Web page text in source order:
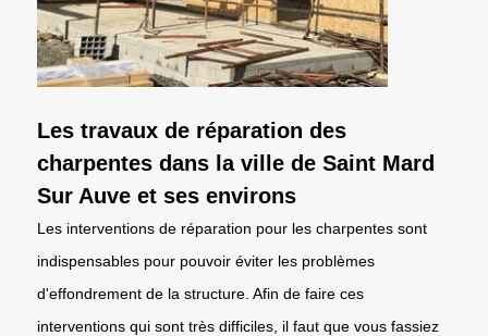
Les travaux de réparation des
charpentes dans la ville de Saint Mard
Sur Auve et ses environs
Les interventions de réparation pour les charpentes sont
indispensables pour pouvoir éviter les problèmes
d'effondrement de la structure. Afin de faire ces
interventions qui sont très difficiles, il faut que vous fassiez